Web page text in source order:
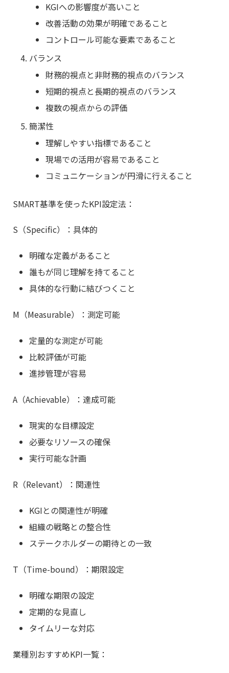
KGIへの影響度が高いこと
改善活動の効果が明確であること
コントロール可能な要素であること
バランス
財務的視点と非財務的視点のバランス
短期的視点と長期的視点のバランス
複数の視点からの評価
簡潔性
理解しやすい指標であること
現場での活用が容易であること
コミュニケーションが円滑に行えること
SMART基準を使ったKPI設定法：
S（Specific）：具体的
明確な定義があること
誰もが同じ理解を持てること
具体的な行動に結びつくこと
M（Measurable）：測定可能
定量的な測定が可能
比較評価が可能
進捗管理が容易
A（Achievable）：達成可能
現実的な目標設定
必要なリソースの確保
実行可能な計画
R（Relevant）：関連性
KGIとの関連性が明確
組織の戦略との整合性
ステークホルダーの期待との一致
T（Time-bound）：期限設定
明確な期限の設定
定期的な見直し
タイムリーな対応
業種別おすすめKPI一覧：